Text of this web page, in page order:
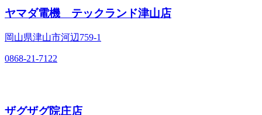
ヤマダ電機 テックランド津山店
岡山県津山市河辺759-1
0868-21-7122
ザグザグ院庄店